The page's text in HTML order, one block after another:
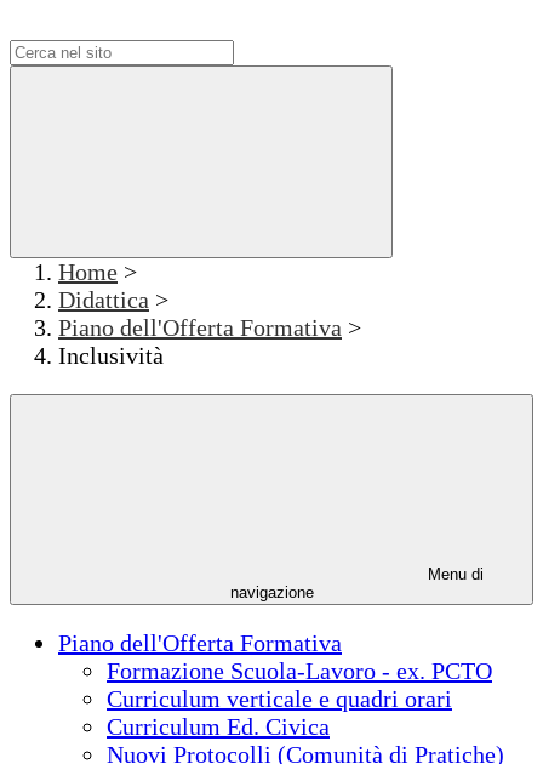
Home >
Didattica >
Piano dell'Offerta Formativa >
Inclusività
Menu di
navigazione
Piano dell'Offerta Formativa
Formazione Scuola-Lavoro - ex. PCTO
Curriculum verticale e quadri orari
Curriculum Ed. Civica
Nuovi Protocolli (Comunità di Pratiche)